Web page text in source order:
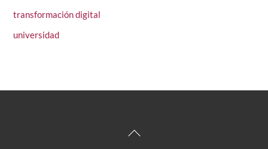
transformación digital
universidad
Back